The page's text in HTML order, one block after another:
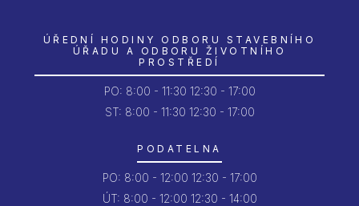
ÚŘEDNÍ HODINY ODBORU STAVEBNÍHO
ÚŘADU A ODBORU ŽIVOTNÍHO
PROSTŘEDÍ
PO: 8:00 - 11:30 12:30 - 17:00
ST: 8:00 - 11:30 12:30 - 17:00
PODATELNA
PO: 8:00 - 12:00 12:30 - 17:00
ÚT: 8:00 - 12:00 12:30 - 14:00